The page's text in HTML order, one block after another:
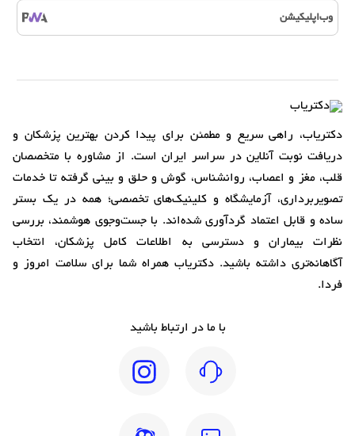
وب‌اپلیکیشن
دکتریاب، راهی سریع و مطمئن برای پیدا کردن بهترین پزشکان و
دریافت نوبت آنلاین در سراسر ایران است. از مشاوره با متخصصان
قلب، مغز و اعصاب، روانشناس، گوش و حلق و بینی گرفته تا خدمات
تصویربرداری، آزمایشگاه و کلینیک‌های تخصصی؛ همه در یک بستر
ساده و قابل اعتماد گردآوری شده‌اند. با جست‌وجوی هوشمند، بررسی
نظرات بیماران و دسترسی به اطلاعات کامل پزشکان، انتخاب
آگاهانه‌تری داشته باشید. دکتریاب همراه شما برای سلامت امروز و
فردا.
با ما در ارتباط باشید